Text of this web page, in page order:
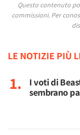
Questo contenuto
commissioni. Per
LE NOTIZIE PIÙ
I voti di
sembrano